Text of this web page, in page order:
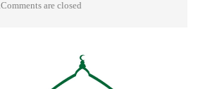
Comments are closed.